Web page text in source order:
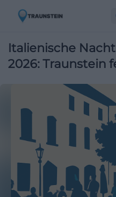
Italienische
2026: Traunstein